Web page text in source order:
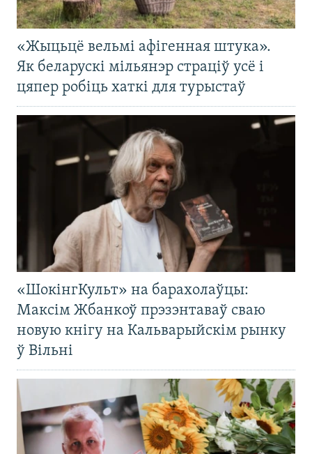
«Жыцьцё вельмі афігенная штука».
Як беларускі мільянэр страціў усё і
цяпер робіць хаткі для турыстаў
«ШокінгКульт» на барахолаўцы:
Максім Жбанкоў прэзэнтаваў сваю
новую кнігу на Кальварыйскім рынку
ў Вільні